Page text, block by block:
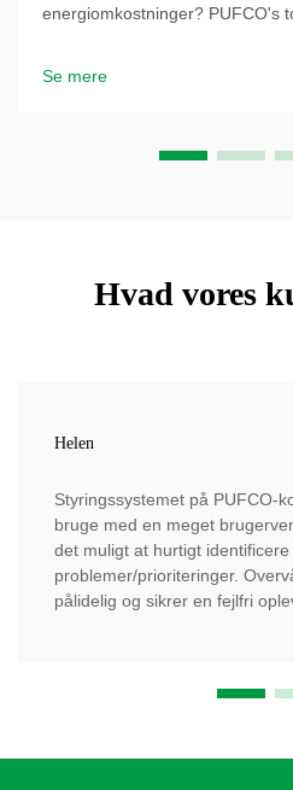
energiomkostninger? PUFCO's
omkostninger – anmod om en
Se mere
Hvad vores
Helen
Styringssystemet på PUFCO-
bruge med en meget
det muligt at hurtigt
problemer/prioriteringer.
pålidelig og sikrer en fejlfri